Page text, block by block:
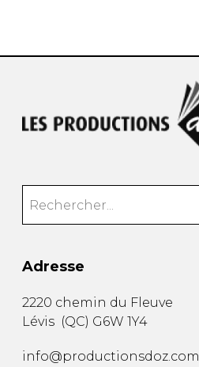
Adresse
2220 chemin du Fleuve
Lévis (QC) G6W 1Y4
info@productionsdoz.com